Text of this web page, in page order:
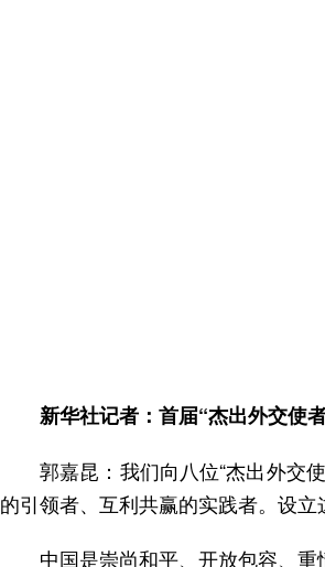
新华社记者：首届“杰出外交使
郭嘉昆：我们向八位“杰出外交
的引领者、互利共赢的实践者。设
中国是崇尚和平、开放包容、